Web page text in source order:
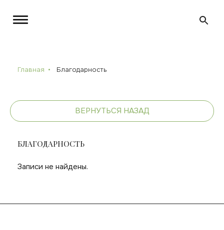
Главная Благодарность
ВЕРНУТЬСЯ НАЗАД
БЛАГОДАРНОСТЬ
Записи не найдены.